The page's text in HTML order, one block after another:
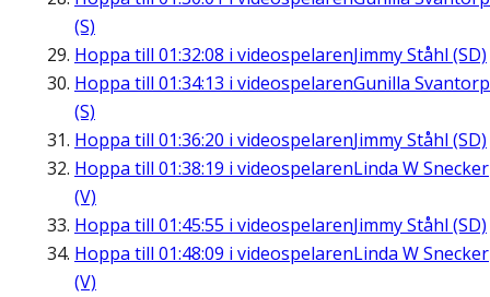
(S)
Hoppa till 01:32:08 i videospelarenJimmy Ståhl (SD)
Hoppa till 01:34:13 i videospelarenGunilla Svantorp
(S)
Hoppa till 01:36:20 i videospelarenJimmy Ståhl (SD)
Hoppa till 01:38:19 i videospelarenLinda W Snecker
(V)
Hoppa till 01:45:55 i videospelarenJimmy Ståhl (SD)
Hoppa till 01:48:09 i videospelarenLinda W Snecker
(V)